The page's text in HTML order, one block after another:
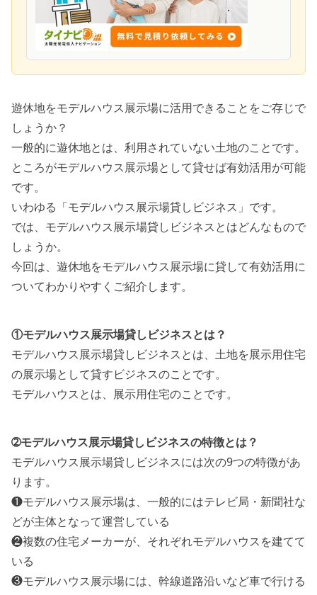
遊休地をモデルハウス展示場に活用できることをご存じで
しょうか？
一般的に遊休地とは、利用されていない土地のことです。
ところがモデルハウス展示場として貸せば有効活用が可能
です。
いわゆる「モデルハウス展示場貸しビジネス」です。
では、モデルハウス展示場貸しビジネスとはどんなもので
しょうか。
今回は、遊休地をモデルハウス展示場に貸して有効活用に
ついてわかりやすくご紹介します。
①モデルハウス展示場貸しビジネスとは？
モデルハウス展示場貸しビジネスとは、土地を展示用住宅
の展示場として貸すビジネスのことです。
モデルハウスとは、展示用住宅のことです。
➁モデルハウス展示場貸しビジネスの特徴とは？
モデルハウス展示場貸しビジネスには次の9つの特徴があ
ります。
❶モデルハウス展示場は、一般的にはテレビ局・新聞社な
どが主体となって運営している
❷複数の住宅メーカーが、それぞれモデルハウスを建てて
いる
❸モデルハウス展示場には、幹線道路沿いなど車で行ける